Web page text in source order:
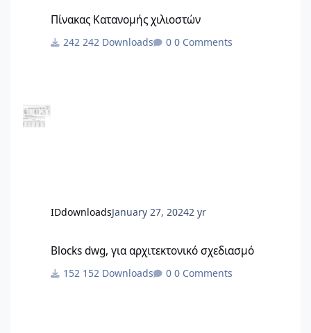
Πίνακας Κατανομής χιλιοστών
242 Downloads 0 Comments
IDdownloadsJanuary 27, 20242 yr
Blocks dwg, για αρχιτεκτονικό σχεδιασμό
152 Downloads 0 Comments